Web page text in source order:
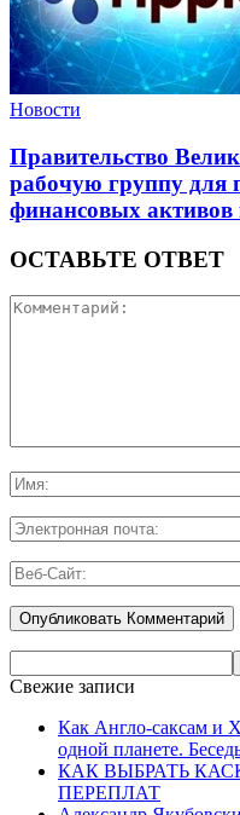
Новости
Правительство
рабочую группу для
финансовых активов
ОСТАВЬТЕ ОТВЕТ
Свежие записи
Как Англо-саксам и
одной планете.
КАК ВЫБРАТЬ
ПЕРЕПЛАТ